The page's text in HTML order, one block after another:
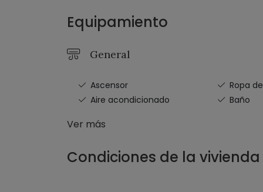
Equipamiento
General
Ascensor
Aire acondicionado
Ropa
Baño
Ver más
Condiciones de la vivienda